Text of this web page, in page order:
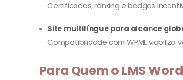
Certificados, ranking e badges
Site multilíngue para alcance
Compatibilidade com WPML viabiliza
Para Quem o LMS